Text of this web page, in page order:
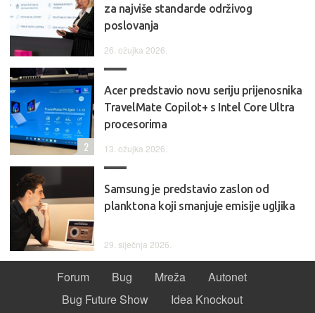
za najviše standarde održivog
poslovanja
26. ožujka 2026.
Acer predstavio novu seriju prijenosnika
TravelMate Copilot+ s Intel Core Ultra
procesorima
13. ožujka 2026.
2
Samsung je predstavio zaslon od
planktona koji smanjuje emisije ugljika
29. siječnja 2026.
Forum Bug Mreža
Autonet
Bug Future Show
Idea Knockout